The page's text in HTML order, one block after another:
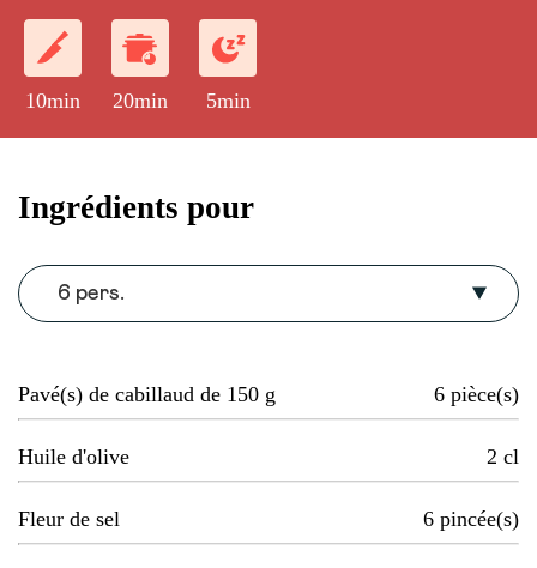
10min 20min 5min
Ingrédients pour
6 pers.
Pavé(s) de cabillaud de 150 g 6 pièce(s)
Huile d'olive 2 cl
Fleur de sel 6 pincée(s)